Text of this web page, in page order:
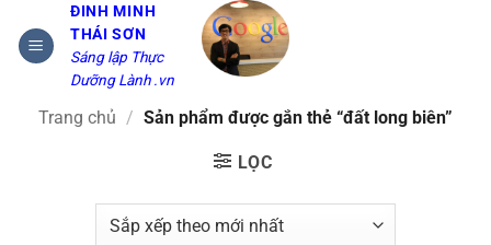
qua
ĐINH MINH
THÁI SƠN
Sáng lập Thực
Dưỡng Lành .vn
Trang chủ / Sản phẩm được gắn thẻ “đất long biên”
LỌC